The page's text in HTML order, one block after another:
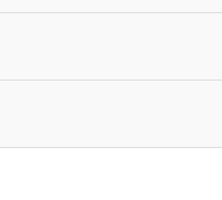
gramaturze i aktywnej
gleby i przyspiesza wzrost.
plantacji i redukuje